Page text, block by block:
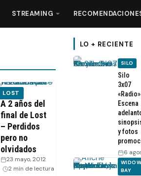
STREAMING
LOST
A 2 años del
final de Lost
– Perdidos
pero no
olvidados
23 mayo, 2012
2 min de lectura
LO + RECIENTE
SILO
Silo
3x07
Escena
y fotos
6
BAY